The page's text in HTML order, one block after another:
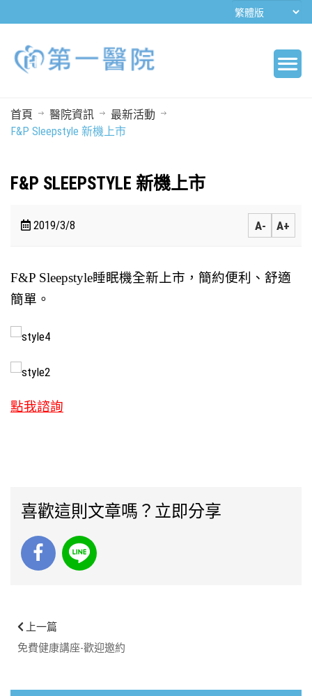
首頁 醫院資訊
最新活動
F&P Sleepstyle 新機上市
F&P SLEEPSTYLE 新機上市
2019/3/8 A- A+
F&P Sleepstyle睡眠機全新上市，簡約便利、舒適
簡單。
點我諮詢
喜歡這則文章嗎？立即分享
上一篇
免費健康講座-歡迎邀約